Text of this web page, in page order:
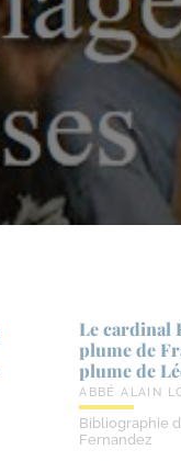
Le cardinal
plume de
plume de
ABBÉ ALAIN
Bibliographie
Fernandez